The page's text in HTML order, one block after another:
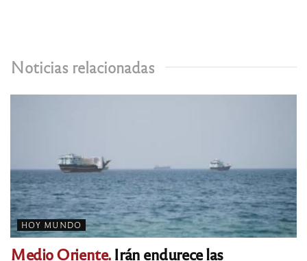
Noticias relacionadas
HOY MUNDO
Medio Oriente.Irán endurece las